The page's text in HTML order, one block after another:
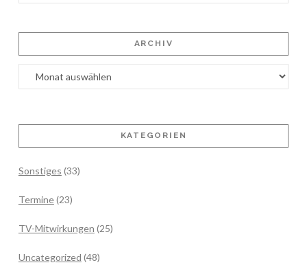
ARCHIV
Archiv
KATEGORIEN
Sonstiges (33)
Termine(23)
TV-Mitwirkungen (25)
Uncategorized (48)